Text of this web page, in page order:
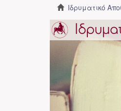
Ιδρυματικό